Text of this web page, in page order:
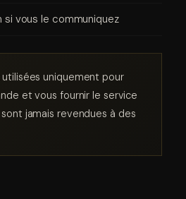
vous le communiquez
uniquement pour
et vous fournir le service
jamais revendues à des